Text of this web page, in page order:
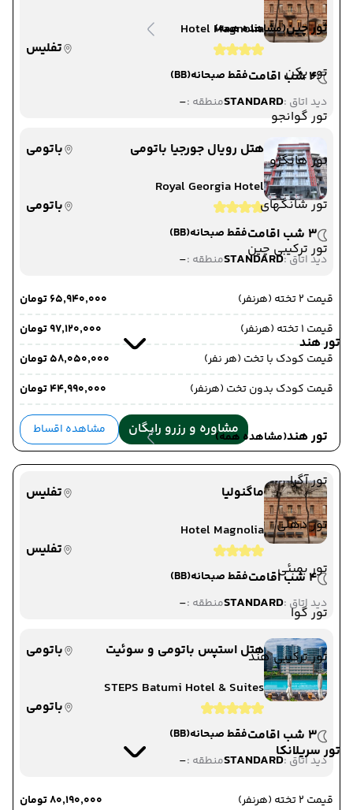
تور چین(مشاهده همه)
تور پکن
تور گوانجو
تور هانگژو
تور شانگهای
تور ترکیبی چین
تور هند
تور هند(مشاهده همه)
تور آگرا
تور دهلی
تور بمبئی
تور گوا
تور ترکیبی هند
تور سریلانکا
Hotel Magnolia
تفلیس
4 شب اقامت
فقط صبحانه(BB)
دید اتاق :STANDARDمنطقه :-
هتل رویال جورجیا باتومی
باتومی
Royal Georgia Hotel
باتومی
3 شب اقامت
فقط صبحانه(BB)
دید اتاق :STANDARDمنطقه :-
قیمت 2 تخته (هرنفر)
۶۵٬۹۴۰٬۰۰۰ تومان
قیمت 1 تخته (هرنفر)
۹۷٬۱۲۰٬۰۰۰ تومان
قیمت کودک با تخت (هر نفر)
۵۸٬۰۵۰٬۰۰۰ تومان
قیمت کودک بدون تخت (هرنفر)
۴۴٬۹۹۰٬۰۰۰ تومان
مشاوره و رزرو رایگان مشاهده اقساط
ماگنولیا
تفلیس
Hotel Magnolia
تفلیس
4 شب اقامت
فقط صبحانه(BB)
دید اتاق :STANDARDمنطقه :-
هتل استپس باتومی و سوئیت
باتومی
STEPS Batumi Hotel & Suites
باتومی
3 شب اقامت
فقط صبحانه(BB)
دید اتاق :STANDARDمنطقه :-
قیمت 2 تخته (هرنفر)
۸۰٬۱۹۰٬۰۰۰ تومان